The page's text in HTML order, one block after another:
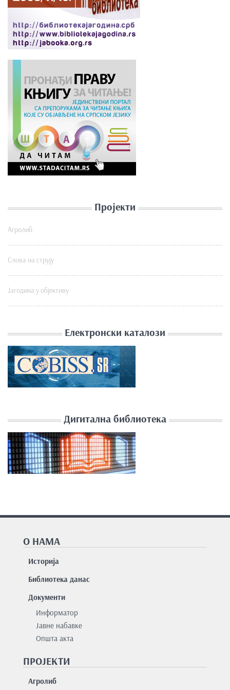
Пројекти
Агролиб
Слова на струју
Јагодина у објективу
Електронски каталози
Дигитална библиотека
О НАМА
Историја
Библиотека данас
Документи
Информатор
Јавне набавке
Општа акта
ПРОЈЕКТИ
Агролиб